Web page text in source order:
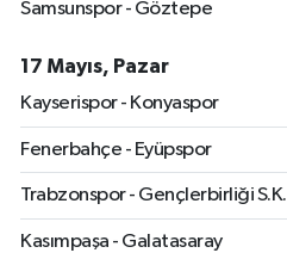
Samsunspor - Göztepe
17 Mayıs, Pazar
Kayserispor - Konyaspor
Fenerbahçe - Eyüpspor
Trabzonspor - Gençlerbirliği S.K.
Kasımpaşa - Galatasaray